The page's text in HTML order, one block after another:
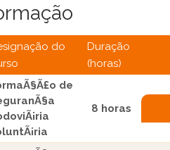
do
Duração
(horas)
de
8 horas